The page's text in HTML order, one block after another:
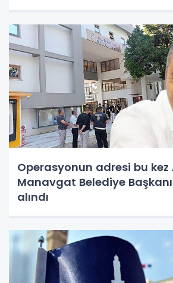
Operasyonun adresi bu
Manavgat Belediye
alındı